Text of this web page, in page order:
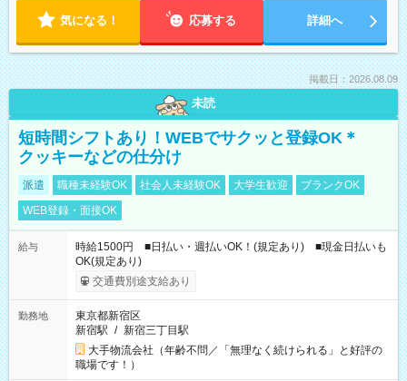
気になる！ 応募する 詳細へ
掲載日：2026.08.09
未読
短時間シフトあり！WEBでサクッと登録OK＊
クッキーなどの仕分け
派遣 職種未経験OK 社会人未経験OK 大学生歓迎
ブランクOK
WEB登録・面接OK
給与
時給1500円 ■日払い・週払いOK！(規定あり) ■現金日払いも
OK(規定あり)
交通費別途支給あり
勤務地
東京都新宿区
新宿駅 / 新宿三丁目駅
大手物流会社（年齢不問／「無理なく続けられる」と好評の
職場です！）